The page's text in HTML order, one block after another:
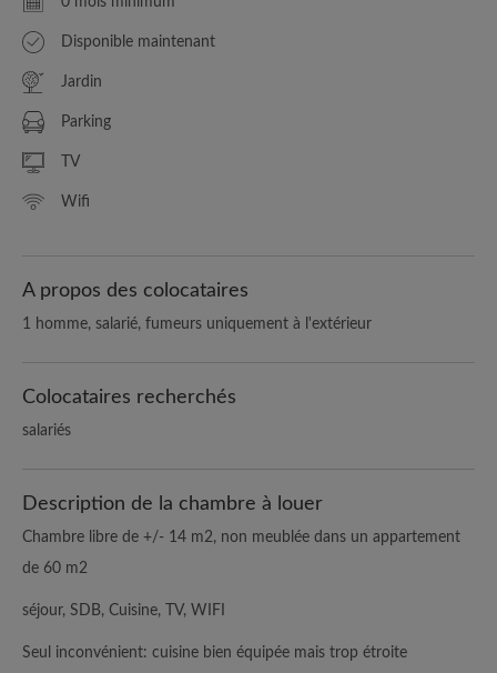
Disponible maintenant
Jardin
Parking
TV
Wifi
A propos des colocataires
1 homme, salarié, fumeurs uniquement à l'extérieur
Colocataires recherchés
salariés
Description de la chambre à louer
Chambre libre de +/- 14 m2, non meublée dans un appartement
de 60 m2
séjour, SDB, Cuisine, TV, WIFI
Seul inconvénient: cuisine bien équipée mais trop étroite